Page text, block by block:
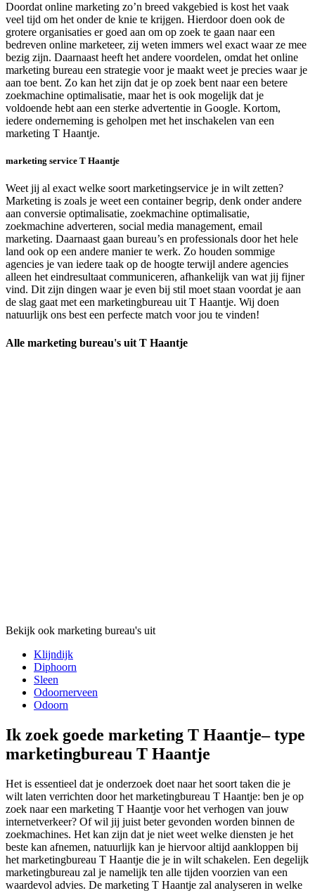
Doordat online marketing zo’n breed vakgebied is kost het vaak
veel tijd om het onder de knie te krijgen. Hierdoor doen ook de
grotere organisaties er goed aan om op zoek te gaan naar een
bedreven online marketeer, zij weten immers wel exact waar ze mee
bezig zijn. Daarnaast heeft het andere voordelen, omdat het online
marketing bureau een strategie voor je maakt weet je precies waar je
aan toe bent. Zo kan het zijn dat je op zoek bent naar een betere
zoekmachine optimalisatie, maar het is ook mogelijk dat je
voldoende hebt aan een sterke advertentie in Google. Kortom,
iedere onderneming is geholpen met het inschakelen van een
marketing T Haantje.
marketing service T Haantje
Weet jij al exact welke soort marketingservice je in wilt zetten?
Marketing is zoals je weet een container begrip, denk onder andere
aan conversie optimalisatie, zoekmachine optimalisatie,
zoekmachine adverteren, social media management, email
marketing. Daarnaast gaan bureau’s en professionals door het hele
land ook op een andere manier te werk. Zo houden sommige
agencies je van iedere taak op de hoogte terwijl andere agencies
alleen het eindresultaat communiceren, afhankelijk van wat jij fijner
vind. Dit zijn dingen waar je even bij stil moet staan voordat je aan
de slag gaat met een marketingbureau uit T Haantje. Wij doen
natuurlijk ons best een perfecte match voor jou te vinden!
Alle marketing bureau's uit T Haantje
Bekijk ook marketing bureau's uit
Klijndijk
Diphoorn
Sleen
Odoornerveen
Odoorn
Ik zoek goede marketing T Haantje– type
marketingbureau T Haantje
Het is essentieel dat je onderzoek doet naar het soort taken die je
wilt laten verrichten door het marketingbureau T Haantje: ben je op
zoek naar een marketing T Haantje voor het verhogen van jouw
internetverkeer? Of wil jij juist beter gevonden worden binnen de
zoekmachines. Het kan zijn dat je niet weet welke diensten je het
beste kan afnemen, natuurlijk kan je hiervoor altijd aankloppen bij
het marketingbureau T Haantje die je in wilt schakelen. Een degelijk
marketingbureau zal je namelijk ten alle tijden voorzien van een
waardevol advies. De marketing T Haantje zal analyseren in welke